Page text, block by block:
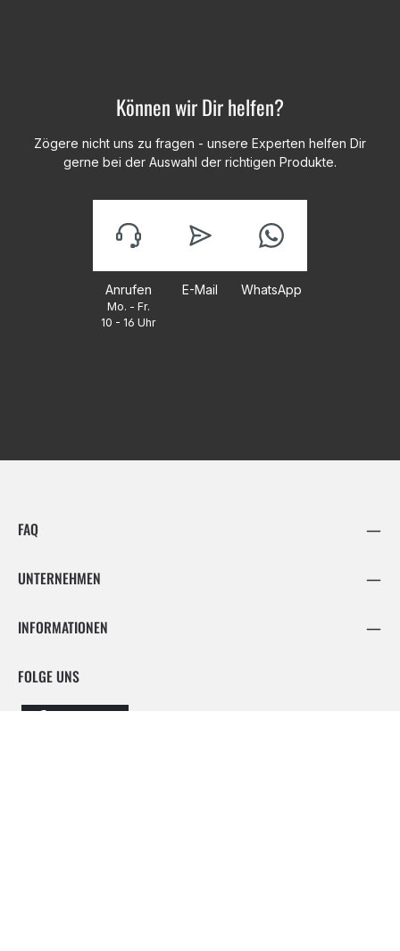
Können wir Dir helfen?
Zögere nicht uns zu fragen - unsere Experten helfen Dir
gerne bei der Auswahl der richtigen Produkte.
Anrufen
Mo. - Fr.
10 - 16 Uhr
E-Mail WhatsApp
FAQ
UNTERNEHMEN
INFORMATIONEN
FOLGE UNS